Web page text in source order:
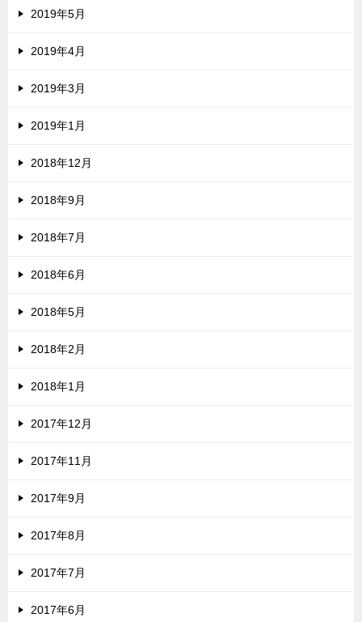
2019年5月
2019年4月
2019年3月
2019年1月
2018年12月
2018年9月
2018年7月
2018年6月
2018年5月
2018年2月
2018年1月
2017年12月
2017年11月
2017年9月
2017年8月
2017年7月
2017年6月